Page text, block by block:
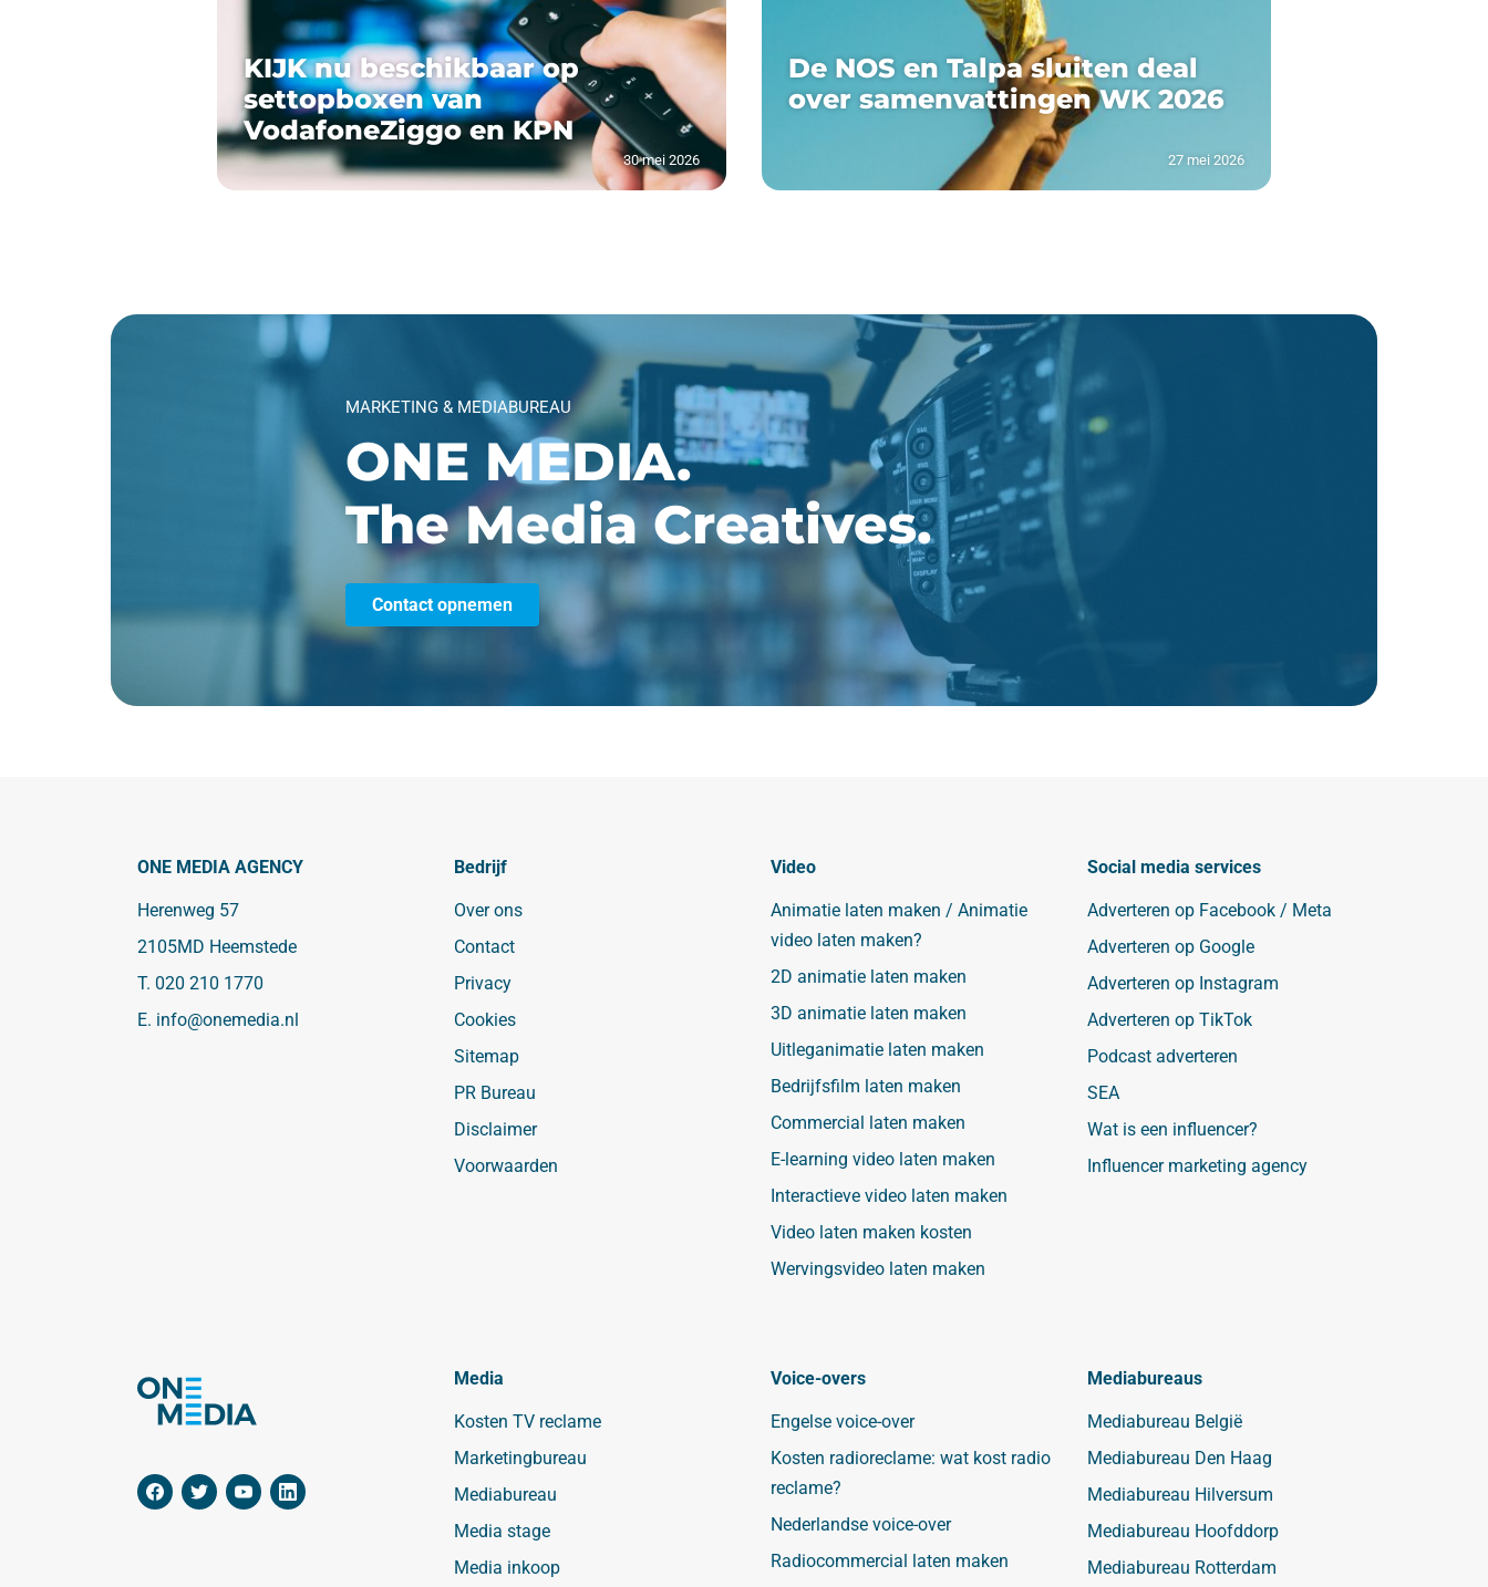
KIJK nu beschikbaar op
settopboxen van
VodafoneZiggo en KPN
30 mei 2026
De NOS en Talpa sluiten deal
over samenvattingen WK 2026
27 mei 2026
MARKETING & MEDIABUREAU
ONE MEDIA.
The Media Creatives.
Contact opnemen
Bedrijf
Over ons
Contact
Privacy
Cookies
Sitemap
PR Bureau
Disclaimer
Voorwaarden
Video
Animatie laten maken / Animatie
video laten maken?
2D animatie laten maken
3D animatie laten maken
Uitleganimatie laten maken
Bedrijfsfilm laten maken
Commercial laten maken
E-learning video laten maken
Interactieve video laten maken
Video laten maken kosten
Wervingsvideo laten maken
Social media services
Adverteren op Facebook / Meta
Adverteren op Google
Adverteren op Instagram
Adverteren op TikTok
Podcast adverteren
SEA
Wat is een influencer?
Influencer marketing agency
Media
Kosten TV reclame
Marketingbureau
Mediabureau
Media stage
Media inkoop
Voice-overs
Engelse voice-over
Kosten radioreclame: wat kost radio
reclame?
Nederlandse voice-over
Radiocommercial laten maken
Mediabureaus
Mediabureau België
Mediabureau Den Haag
Mediabureau Hilversum
Mediabureau Hoofddorp
Mediabureau Rotterdam
ONE MEDIA AGENCY
Herenweg 57
2105MD Heemstede
T. 020 210 1770
E. info@onemedia.nl